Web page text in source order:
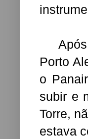
Após
Porto
o Panair
subir e
Torre,
estava